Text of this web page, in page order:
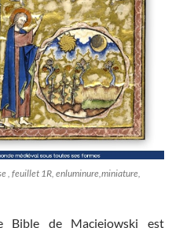
, feuillet 1R, enluminure,miniature,
Bible de Maciejowski est